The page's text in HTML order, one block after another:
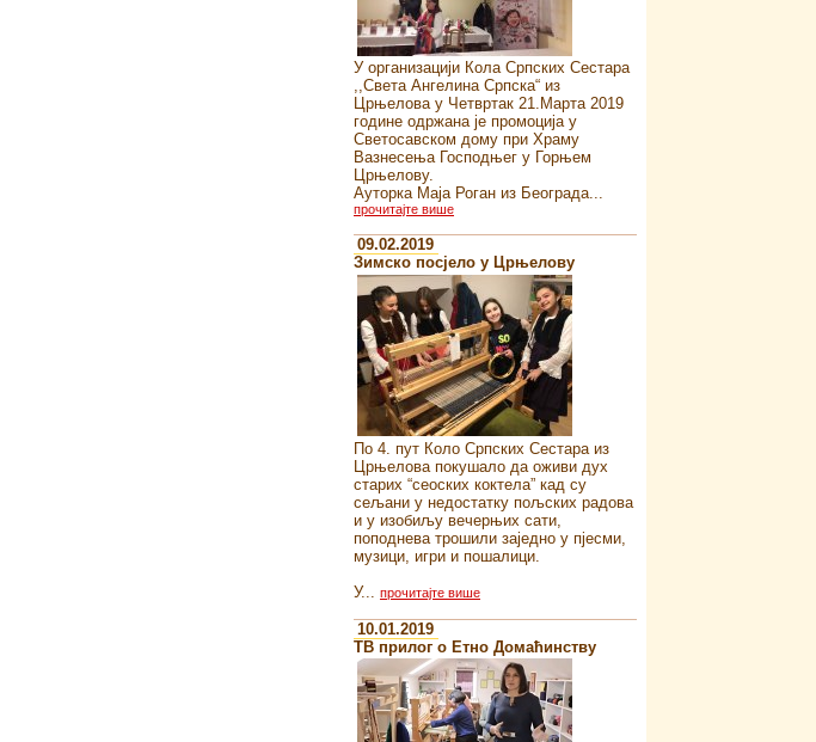
У организацији Кола Српских Сестара
,,Света Ангелина Српска“ из
Црњелова у Четвртак 21.Марта 2019
године одржана је промоција у
Светосавском дому при Храму
Вазнесења Господњег у Горњем
Црњелову.
Ауторка Маја Роган из Београда...
прочитајте више
09.02.2019
Зимско посјело у Црњелову
По 4. пут Коло Српских Сестара из
Црњелова покушало да оживи дух
старих “сеоских коктела” кад су
сељани у недостатку пољских радова
и у изобиљу вечерњих сати,
поподнева трошили заједно у пјесми,
музици, игри и пошалици.
У...
прочитајте више
10.01.2019
ТВ прилог о Етно Домаћинству